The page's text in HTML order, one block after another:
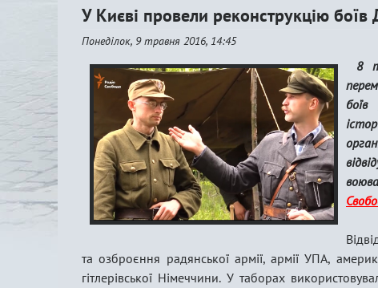
У Києві провели реконструкцію боїв
Понеділок, 9 травня 2016, 14:45
8
та озброєння радянської армії, армії УПА,
гітлерівської Німеччини. У таборах